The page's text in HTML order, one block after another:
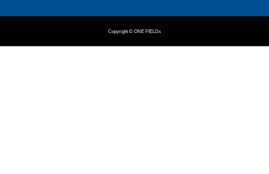
Copyright © ONE FIELDs